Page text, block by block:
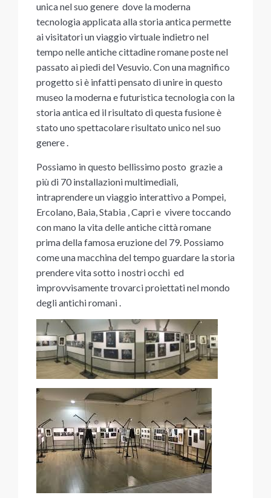
unica nel suo genere dove la moderna
tecnologia applicata alla storia antica permette
ai visitatori un viaggio virtuale indietro nel
tempo nelle antiche cittadine romane poste nel
passato ai piedi del Vesuvio. Con una magnifico
progetto si è infatti pensato di unire in questo
museo la moderna e futuristica tecnologia con la
storia antica ed il risultato di questa fusione è
stato uno spettacolare risultato unico nel suo
genere .
Possiamo in questo bellissimo posto grazie a
più di 70 installazioni multimediali,
intraprendere un viaggio interattivo a Pompei,
Ercolano, Baia, Stabia , Capri e vivere toccando
con mano la vita delle antiche città romane
prima della famosa eruzione del 79. Possiamo
come una macchina del tempo guardare la storia
prendere vita sotto i nostri occhi ed
improvvisamente trovarci proiettati nel mondo
degli antichi romani .